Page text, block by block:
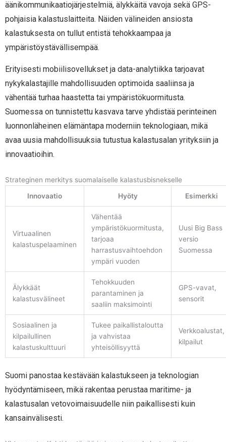
äänikommunikaatiojärjestelmiä, älykkäitä vavoja sekä GPS-
pohjaisia kalastuslaitteita. Näiden välineiden ansiosta
kalastuksesta on tullut entistä tehokkaampaa ja
ympäristöystävällisempää.
Erityisesti mobiilisovellukset ja data-analytiikka tarjoavat
nykykalastajille mahdollisuuden optimoida saaliinsa ja
vähentää turhaa haastetta tai ympäristökuormitusta.
Suomessa on tunnistettu kasvava tarve yhdistää perinteinen
luonnonläheinen elämäntapa moderniin teknologiaan, mikä
avaa uusia mahdollisuuksia tutustua kalastusalan yrityksiin ja
innovaatioihin.
Strateginen merkitys suomalaiselle kalastusbisnekselle
Innovaatio
Hyöty Esimerkki
Virtuaalinen
kalastuspelaaminen
Vähentää
ympäristökuormitusta,
tarjoaa
harrastusvaihtoehdon
ympäri vuoden
Uusi Big Bass
versio
Suomessa
Älykkäät
kalastusvälineet
Tehokkuuden
parantaminen ja
saaliin maksimointi
GPS-vavat,
sensorit
Sosiaalinen ja
kilpailullinen
kalastuskulttuuri
Tukee paikallistaloutta
ja vahvistaa
yhteisöllisyyttä
Verkkoalustat,
kilpailut
Suomi panostaa kestävään kalastukseen ja teknologian
hyödyntämiseen, mikä rakentaa perustaa maritime- ja
kalastusalan vetovoimaisuudelle niin paikallisesti kuin
kansainvälisesti.